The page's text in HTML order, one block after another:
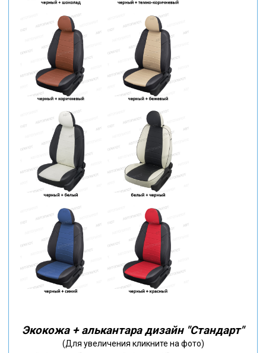
Экокожа + алькантара дизайн "Стандарт"
(Для увеличения кликните на фото)